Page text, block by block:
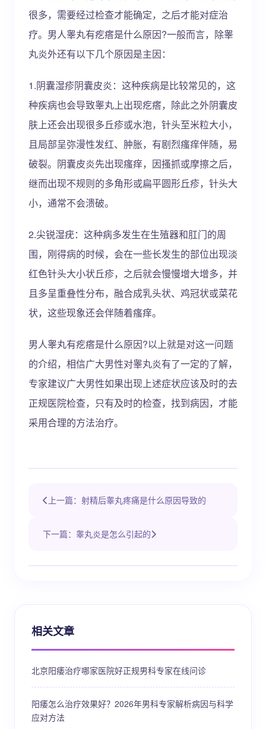
很多，需要经过检查才能确定，之后才能对症治
疗。男人睾丸有疙瘩是什么原因?一般而言，除睾
丸炎外还有以下几个原因是主因：
1.阴囊湿疹阴囊皮炎：这种疾病是比较常见的，这
种疾病也会导致睾丸上出现疙瘩，除此之外阴囊皮
肤上还会出现很多丘疹或水泡，针头至米粒大小，
且局部呈弥漫性发红、肿胀，有剧烈瘙痒伴随，易
破裂。阴囊皮炎先出现瘙痒，因搔抓或摩擦之后，
继而出现不规则的多角形或扁平圆形丘疹，针头大
小，通常不会溃破。
2.尖锐湿疣：这种病多发生在生殖器和肛门的周
围，刚得病的时候，会在一些长发生的部位出现淡
红色针头大小状丘疹，之后就会慢慢增大增多，并
且多呈重叠性分布，融合成乳头状、鸡冠状或菜花
状，这些现象还会伴随着瘙痒。
男人睾丸有疙瘩是什么原因?以上就是对这一问题
的介绍，相信广大男性对睾丸炎有了一定的了解，
专家建议广大男性如果出现上述症状应该及时的去
正规医院检查，只有及时的检查，找到病因，才能
采用合理的方法治疗。
上一篇：射精后睾丸疼痛是什么原因导致的
下一篇：睾丸炎是怎么引起的
相关文章
北京阳痿治疗哪家医院好正规男科专家在线问诊
阳痿怎么治疗效果好？2026年男科专家解析病因与科学
应对方法